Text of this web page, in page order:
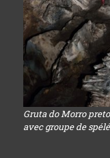
Gruta do Morro
avec groupe de